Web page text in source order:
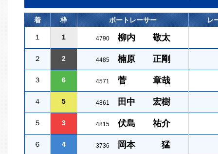
着 枠 ボートレーサー レ
１ 1 4790 柳内 敬太
２ 2 4485 楠原 正剛
３ 6 4571 菅 章哉
４ 5 4861 田中 宏樹
５ 3 4815 伏島 祐介
６ 4 3736 岡本 猛